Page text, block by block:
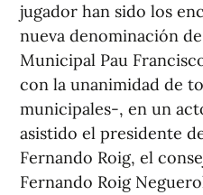
jugador han sido los
nueva denominación
Municipal Pau
con la unanimidad de
municipales-, en un
asistido el presidente
Fernando Roig, el
Fernando Roig